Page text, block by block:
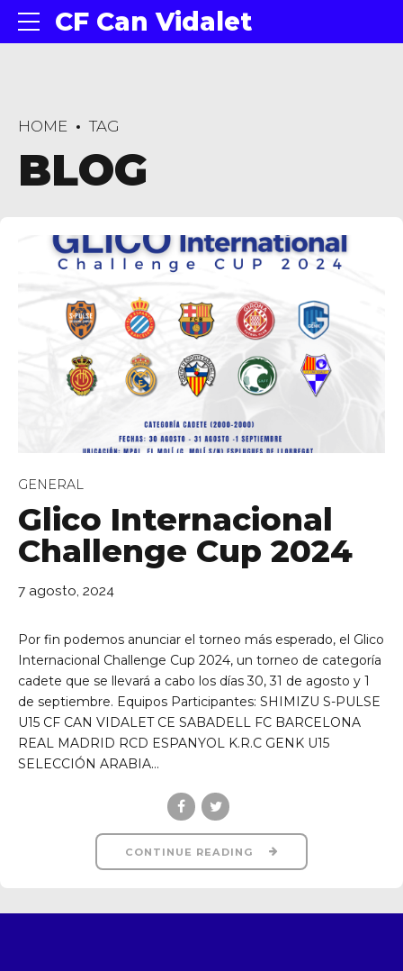
CF Can Vidalet
HOME TAG
BLOG
GENERAL
Glico Internacional
Challenge Cup 2024
7 agosto, 2024
Por fin podemos anunciar el torneo más esperado, el Glico
Internacional Challenge Cup 2024, un torneo de categoría
cadete que se llevará a cabo los días 30, 31 de agosto y 1
de septiembre. Equipos Participantes: SHIMIZU S-PULSE
U15 CF CAN VIDALET CE SABADELL FC BARCELONA
REAL MADRID RCD ESPANYOL K.R.C GENK U15
SELECCIÓN ARABIA...
CONTINUE READING